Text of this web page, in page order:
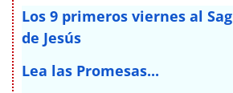
Los 9 primeros viernes al
de Jesús
Lea las Promesas...